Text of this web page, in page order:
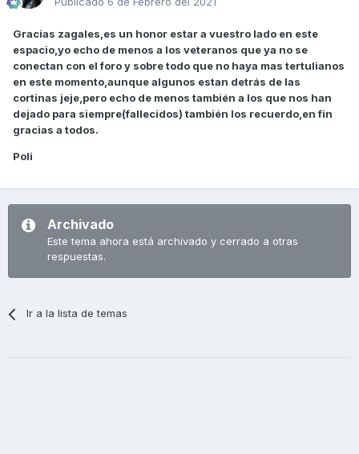
Gracias zagales,es un honor estar a vuestro lado en este
espacio,yo echo de menos a los veteranos que ya no se
conectan con el foro y sobre todo que no haya mas tertulianos
en este momento,aunque algunos estan detrás de las
cortinas jeje,pero echo de menos también a los que nos han
dejado para siempre(fallecidos) también los recuerdo,en fin
gracias a todos.
Poli
Archivado
Este tema ahora está archivado y cerrado a otras
respuestas.
Ir a la lista de temas